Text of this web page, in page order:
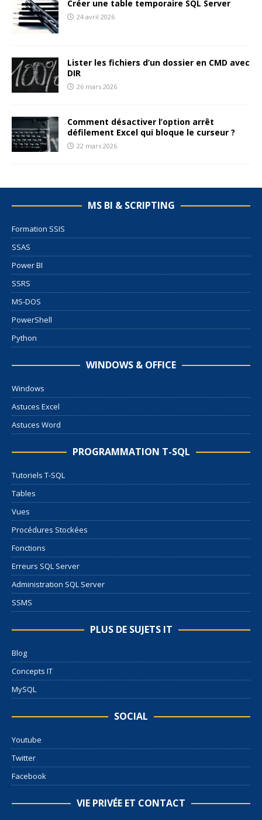
Créer une table temporaire SQL Server
24 avril 2026
Lister les fichiers d’un dossier en CMD avec
DIR
26 mars 2026
Comment désactiver l’option arrêt
défilement Excel qui bloque le curseur ?
22 mars 2026
MS BI & SCRIPTING
Formation SSIS
SSAS
Power BI
SSRS
MS-DOS
PowerShell
Python
WINDOWS & OFFICE
Windows
Astuces Excel
Astuces Word
PROGRAMMATION T-SQL
Tutoriels T-SQL
Tables
Vues
Procédures Stockées
Fonctions
Erreurs SQL Server
Administration SQL Server
SSMS
PLUS DE SUJETS IT
Blog
Concepts IT
MySQL
SOCIAL
Youtube
Twitter
Facebook
VIE PRIVÉE ET CONTACT